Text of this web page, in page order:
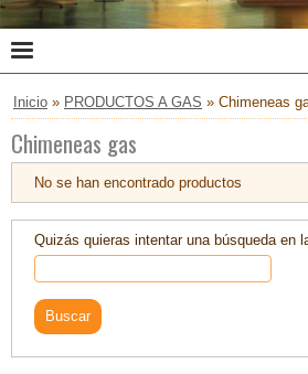
Inicio » PRODUCTOS A GAS » Chimeneas
Chimeneas gas
No se han encontrado productos
Quizás quieras intentar una búsqueda en